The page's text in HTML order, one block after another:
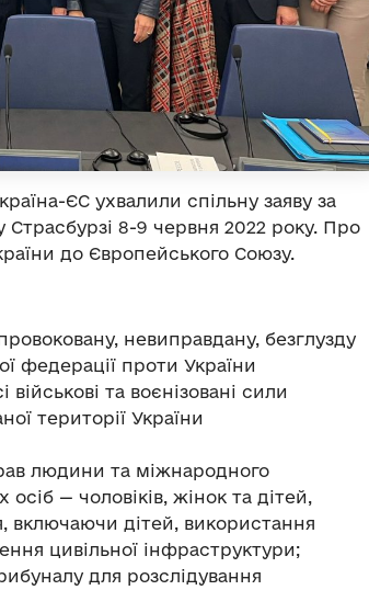
ЄС ухвалили спільну заяву за
Страсбурзі 8-9 червня 2022 року. Про
до Європейського Союзу.
невиправдану, безглузду
федерації проти України
та воєнізовані сили
території України
людини та міжнародного
— чоловіків, жінок та дітей,
включаючи дітей, використання
цивільної інфраструктури;
для розслідування